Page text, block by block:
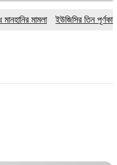
মামলা ইউজিসির তিন পূর্ণকালীন